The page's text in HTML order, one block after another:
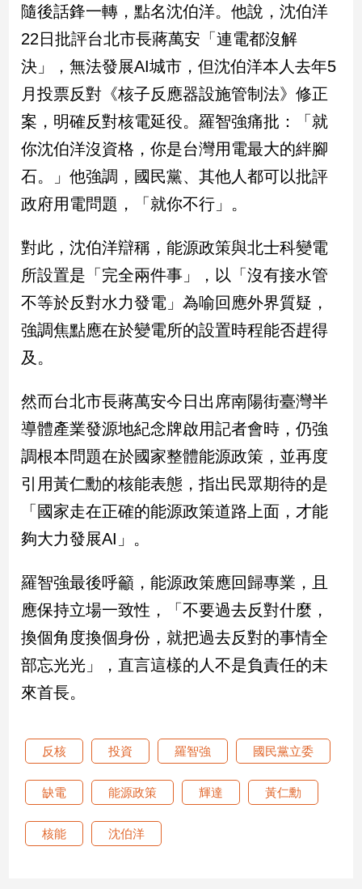
觀
點
兩
國
際
社
會/
地
病
毒
專
區
南
灣
觀
點
南
灣
觀
點
娛
樂
娛
樂
星
流
行/
時
追
隨後話鋒一轉，點名沈伯洋。他說，沈伯洋
22日批評台北市長蔣萬安「連電都沒解
決」，無法發展AI城市，但沈伯洋本人去年5
月投票反對《核子反應器設施管制法》修正
案，明確反對核電延役。羅智強痛批：「就
你沈伯洋沒資格，你是台灣用電最大的絆腳
石。」他強調，國民黨、其他人都可以批評
政府用電問題，「就你不行」。
對此，沈伯洋辯稱，能源政策與北士科變電
所設置是「完全兩件事」，以「沒有接水管
不等於反對水力發電」為喻回應外界質疑，
強調焦點應在於變電所的設置時程能否趕得
及。
然而台北市長蔣萬安今日出席南陽街臺灣半
導體產業發源地紀念牌啟用記者會時，仍強
調根本問題在於國家整體能源政策，並再度
引用黃仁勳的核能表態，指出民眾期待的是
「國家走在正確的能源政策道路上面，才能
夠大力發展AI」。
羅智強最後呼籲，能源政策應回歸專業，且
應保持立場一致性，「不要過去反對什麼，
換個角度換個身份，就把過去反對的事情全
部忘光光」，直言這樣的人不是負責任的未
來首長。
反核 投資 羅智強 國民黨立委
缺電 能源政策 輝達 黃仁勳
核能 沈伯洋